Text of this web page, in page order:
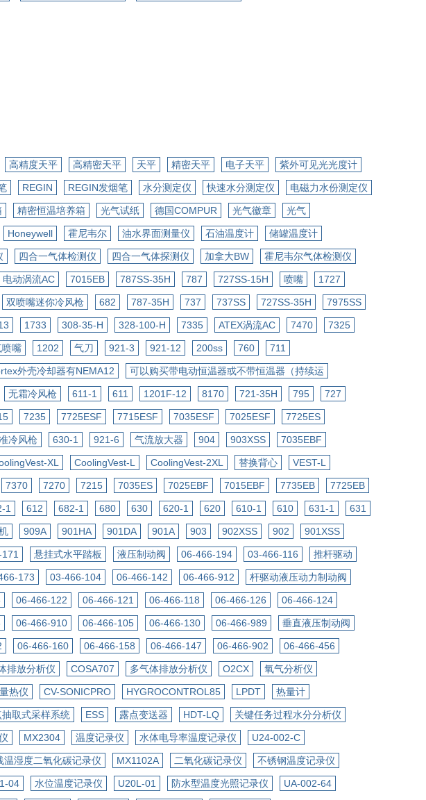
高精度天平 高精密天平 天平 精密天平 电子天平 紫外可见光光度计
REGIN REGIN发烟笔 水分测定仪 快速水分测定仪 电磁力水份测定仪
精密恒温培养箱 光气试纸 德国COMPUR 光气徽章 光气
Honeywell 霍尼韦尔 油水界面测量仪 石油温度计 储罐温度计
四合一气体检测仪 四合一气体探测仪 加拿大BW 霍尼韦尔气体检测仪
电动涡流AC 7015EB 787SS-35H 787 727SS-15H 喷嘴 1727
双喷嘴迷你冷风枪 682 787-35H 737 737SS 727SS-35H 7975SS
1733 308-35-H 328-100-H 7335 ATEX涡流AC 7470 7325
喷嘴 1202 气刀 921-3 921-12 200ss 760 711
外壳冷却器有NEMA12 可以购买带电动恒温器或不带恒温器（持续运
无霜冷风枪 611-1 611 1201F-12 8170 721-35H 795 727
7235 7725ESF 7715ESF 7035ESF 7025ESF 7725ES
冷风枪 630-1 921-6 气流放大器 904 903XSS 7035EBF
XL CoolingVest-L CoolingVest-2XL 替换背心 VEST-L
7370 7270 7215 7035ES 7025EBF 7015EBF 7735EB 7725EB
1 612 682-1 680 630 620-1 620 610-1 610 631-1 631
909A 901HA 901DA 901A 903 902XSS 902 901XSS
悬挂式水平踏板 液压制动阀 06-466-194 03-466-116 推杆驱动
173 03-466-104 06-466-142 06-466-912 杆驱动液压动力制动阀
06-466-122 06-466-121 06-466-118 06-466-126 06-466-124
06-466-910 06-466-105 06-466-130 06-466-989 垂直液压制动阀
06-466-160 06-466-158 06-466-147 06-466-902 06-466-456
排放分析仪 COSA707 多气体排放分析仪 O2CX 氧气分析仪
量热仪 CV-SONICPRO HYGROCONTROL85 LPDT 热量计
抽取式采样系统 ESS 露点变送器 HDT-LQ 关键任务过程水分分析仪
MX2304 温度记录仪 水体电导率温度记录仪 U24-002-C
温湿度二氧化碳记录仪 MX1102A 二氧化碳记录仪 不锈钢温度记录仪
04 水位温度记录仪 U20L-01 防水型温度光照记录仪 UA-002-64